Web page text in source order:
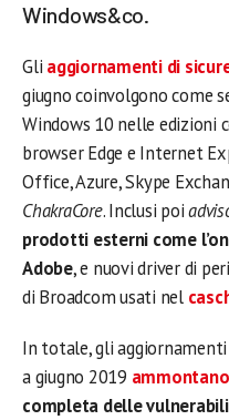
Windows&co.
Gli aggiornamenti di
giugno coinvolgono come
Windows 10 nelle edizioni
browser Edge e Internet
Office, Azure, Skype
ChakraCore. Inclusi poi
prodotti esterni come
Adobe, e nuovi driver di
di Broadcom usati nel
In totale, gli
a giugno 2019
completa delle